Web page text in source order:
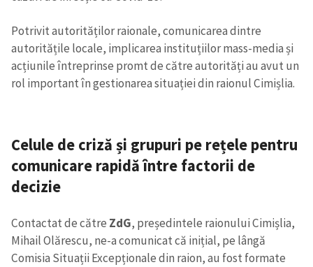
Potrivit autorităților raionale, comunicarea dintre
autoritățile locale, implicarea instituțiilor mass-media și
acțiunile întreprinse promt de către autorități au avut un
rol important în gestionarea situației din raionul Cimișlia.
Celule de criză și grupuri pe rețele pentru
comunicare rapidă între factorii de
decizie
Contactat de către ZdG, președintele raionului Cimișlia,
Mihail Olărescu, ne-a comunicat că inițial, pe lângă
Comisia Situații Excepționale din raion, au fost formate
CONTACT SURSĂ
Sursă anonimă
Nume+ Numele meu
Telefon
+ Telefon personal
confidențialitate.
TRIMITE ȘTIREA